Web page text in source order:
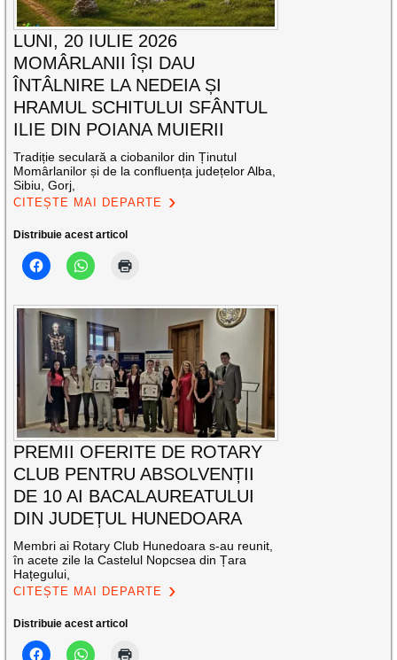
LUNI, 20 IULIE 2026
MOMÂRLANII ÎȘI DAU
ÎNTÂLNIRE LA NEDEIA ȘI
HRAMUL SCHITULUI SFÂNTUL
ILIE DIN POIANA MUIERII
Tradiție seculară a ciobanilor din Ținutul
Momârlanilor și de la confluența județelor Alba,
Sibiu, Gorj,
CITEȘTE MAI DEPARTE
Distribuie acest articol
PREMII OFERITE DE ROTARY
CLUB PENTRU ABSOLVENȚII
DE 10 AI BACALAUREATULUI
DIN JUDEȚUL HUNEDOARA
Membri ai Rotary Club Hunedoara s-au reunit,
în acete zile la Castelul Nopcsea din Țara
Hațegului,
CITEȘTE MAI DEPARTE
Distribuie acest articol